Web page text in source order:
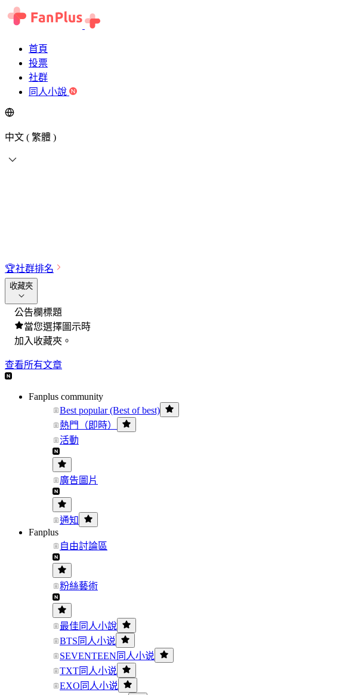
首頁
投票
社群
同人小說
中文 ( 繁體 )
🏆社群排名
收藏夾
公告欄標題
當您選擇圖示時
加入收藏夾。
查看所有文章
Fanplus community
Best popular (Best of best)
熱門（即時）
活動
廣告圖片
通知
Fanplus
自由討論區
粉絲藝術
最佳同人小說
BTS同人小说
SEVENTEEN同人小说
TXT同人小说
EXO同人小说